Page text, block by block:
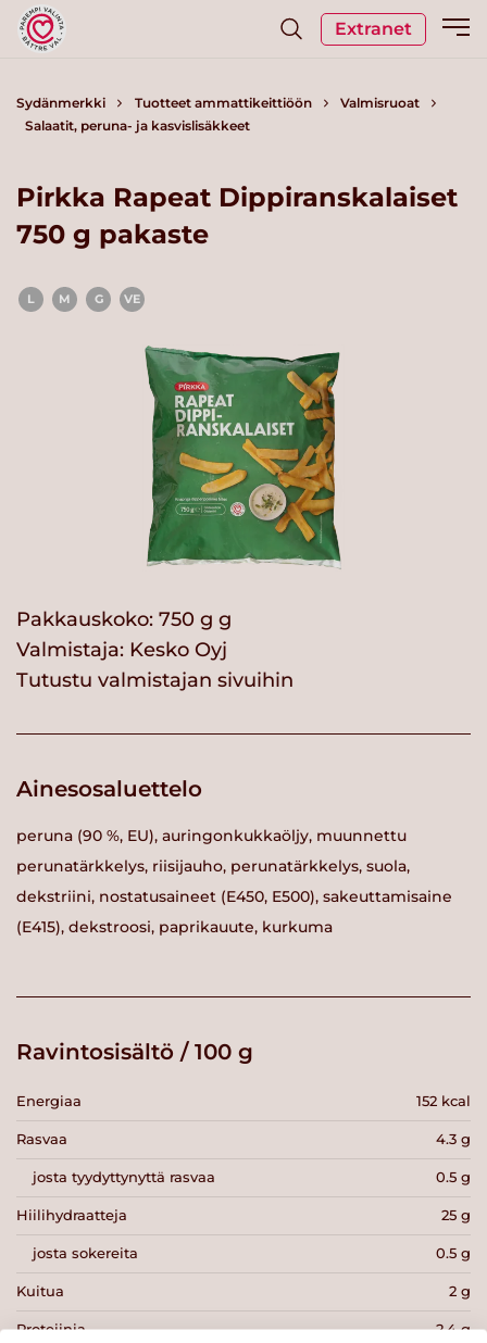
Extranet
Sydänmerkki Tuotteet ammattikeittiöön
Valmisruoat
Salaatit, peruna- ja kasvislisäkkeet
Pirkka Rapeat Dippiranskalaiset
750 g pakaste
L M G VE
Pakkauskoko: 750 g g
Valmistaja: Kesko Oyj
Tutustu valmistajan sivuihin
Ainesosaluettelo
peruna (90 %, EU), auringonkukkaöljy, muunnettu
perunatärkkelys, riisijauho, perunatärkkelys, suola,
dekstriini, nostatusaineet (E450, E500), sakeuttamisaine
(E415), dekstroosi, paprikauute, kurkuma
Ravintosisältö / 100 g
Energiaa 152 kcal
Rasvaa 4.3 g
josta tyydyttynyttä rasvaa 0.5 g
Hiilihydraatteja 25 g
josta sokereita 0.5 g
Kuitua 2 g
Proteiinia 2.4 g